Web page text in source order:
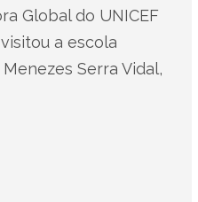
Global do UNICEF
a escola
Serra Vidal,